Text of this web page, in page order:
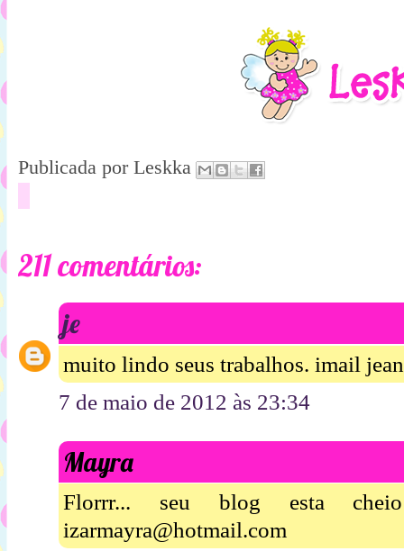
Publicada por Leskka
211 comentários:
je
muito lindo seus trabalhos. imail
7 de maio de 2012 às 23:34
Mayra
Florrr... seu blog esta
izarmayra@hotmail.com